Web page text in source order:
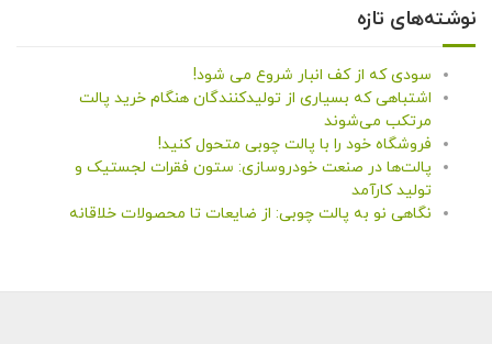
نوشته‌های تازه
سودی که از کف انبار شروع می شود!
اشتباهی که بسیاری از تولیدکنندگان هنگام خرید پالت
مرتکب می‌شوند
فروشگاه خود را با پالت چوبی متحول کنید!
پالت‌ها در صنعت خودروسازی: ستون فقرات لجستیک و
تولید کارآمد
نگاهی نو به پالت چوبی: از ضایعات تا محصولات خلاقانه